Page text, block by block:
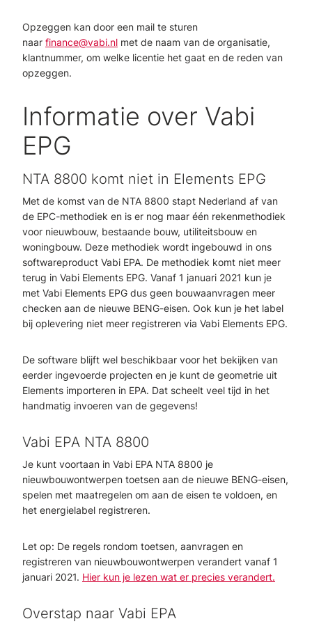
Opzeggen kan door een mail te sturen
naar finance@vabi.nl met de naam van de organisatie,
klantnummer, om welke licentie het gaat en de reden van
opzeggen.
Informatie over Vabi
EPG
NTA 8800 komt niet in Elements EPG
Met de komst van de NTA 8800 stapt Nederland af van
de EPC-methodiek en is er nog maar één rekenmethodiek
voor nieuwbouw, bestaande bouw, utiliteitsbouw en
woningbouw. Deze methodiek wordt ingebouwd in ons
softwareproduct Vabi EPA. De methodiek komt niet meer
terug in Vabi Elements EPG. Vanaf 1 januari 2021 kun je
met Vabi Elements EPG dus geen bouwaanvragen meer
checken aan de nieuwe BENG-eisen. Ook kun je het label
bij oplevering niet meer registreren via Vabi Elements EPG.
De software blijft wel beschikbaar voor het bekijken van
eerder ingevoerde projecten en je kunt de geometrie uit
Elements importeren in EPA. Dat scheelt veel tijd in het
handmatig invoeren van de gegevens!
Vabi EPA NTA 8800
Je kunt voortaan in Vabi EPA NTA 8800 je
nieuwbouwontwerpen toetsen aan de nieuwe BENG-eisen,
spelen met maatregelen om aan de eisen te voldoen, en
het energielabel registreren.
Let op: De regels rondom toetsen, aanvragen en
registreren van nieuwbouwontwerpen verandert vanaf 1
januari 2021. Hier kun je lezen wat er precies verandert.
Overstap naar Vabi EPA